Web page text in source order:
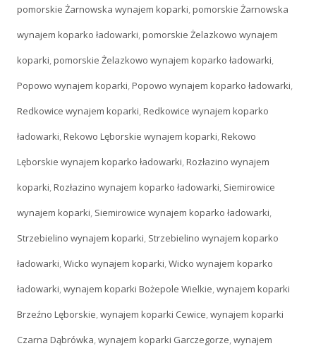
pomorskie Żarnowska wynajem koparki,pomorskie Żarnowska
wynajem koparko ładowarki,pomorskie Żelazkowo wynajem
koparki,pomorskie Żelazkowo wynajem koparko ładowarki,
Popowo wynajem koparki,Popowo wynajem koparko ładowarki,
Redkowice wynajem koparki,Redkowice wynajem koparko
ładowarki,Rekowo Lęborskie wynajem koparki,Rekowo
Lęborskie wynajem koparko ładowarki,Rozłazino wynajem
koparki,Rozłazino wynajem koparko ładowarki, Siemirowice
wynajem koparki, Siemirowice wynajem koparko ładowarki,
Strzebielino wynajem koparki, Strzebielino wynajem koparko
ładowarki,Wicko wynajem koparki,Wicko wynajem koparko
ładowarki,wynajem koparki Bożepole Wielkie,wynajem koparki
Brzeźno Lęborskie,wynajem koparki Cewice,wynajem koparki
Czarna Dąbrówka,wynajem koparki Garczegorze,wynajem